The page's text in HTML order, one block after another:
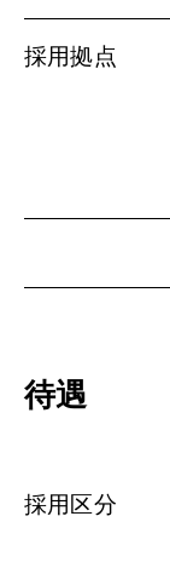
採用拠点
待遇
採用区分